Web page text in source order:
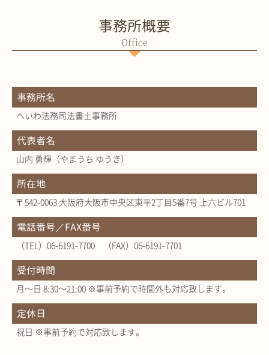
事務所概要
事務所名
へいわ法務司法書士事務所
代表者名
山内 勇輝（やまうち ゆうき）
所在地
〒542-0063 大阪府大阪市中央区東平2丁目5番7号 上六ビル701
電話番号／FAX番号
（TEL）06-6191-7700 （FAX）06-6191-7701
受付時間
月～日 8:30～21:00 ※事前予約で時間外も対応致します。
定休日
祝日 ※事前予約で対応致します。